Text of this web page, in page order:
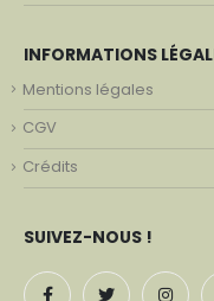
INFORMATIONS
Mentions légales
CGV
Crédits
SUIVEZ-NOUS !